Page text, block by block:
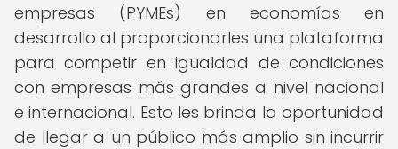
empresas (PYMEs) en economías en
desarrollo al proporcionarles una plataforma
para competir en igualdad de condiciones
con empresas más grandes a nivel nacional
e internacional. Esto les brinda la oportunidad
de llegar a un público más amplio sin incurrir